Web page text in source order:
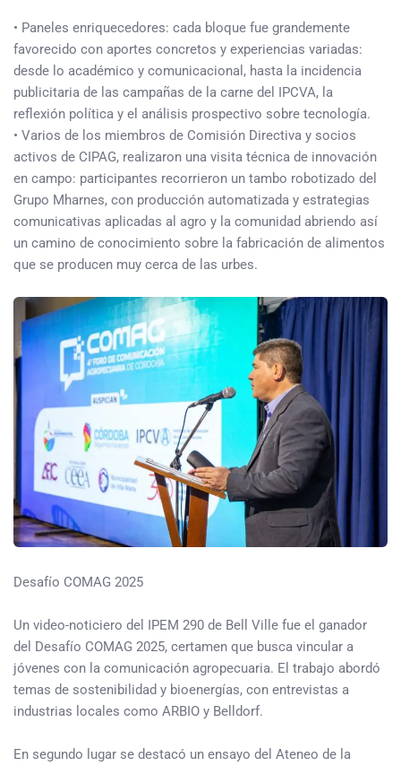
• Paneles enriquecedores: cada bloque fue grandemente
favorecido con aportes concretos y experiencias variadas:
desde lo académico y comunicacional, hasta la incidencia
publicitaria de las campañas de la carne del IPCVA, la
reflexión política y el análisis prospectivo sobre tecnología.
• Varios de los miembros de Comisión Directiva y socios
activos de CIPAG, realizaron una visita técnica de innovación
en campo: participantes recorrieron un tambo robotizado del
Grupo Mharnes, con producción automatizada y estrategias
comunicativas aplicadas al agro y la comunidad abriendo así
un camino de conocimiento sobre la fabricación de alimentos
que se producen muy cerca de las urbes.
Desafío COMAG 2025
Un video-noticiero del IPEM 290 de Bell Ville fue el ganador
del Desafío COMAG 2025, certamen que busca vincular a
jóvenes con la comunicación agropecuaria. El trabajo abordó
temas de sostenibilidad y bioenergías, con entrevistas a
industrias locales como ARBIO y Belldorf.
En segundo lugar se destacó un ensayo del Ateneo de la